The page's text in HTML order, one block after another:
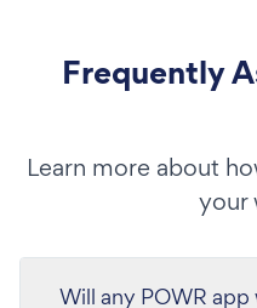
Frequently
Learn more about
your
Will any POWR